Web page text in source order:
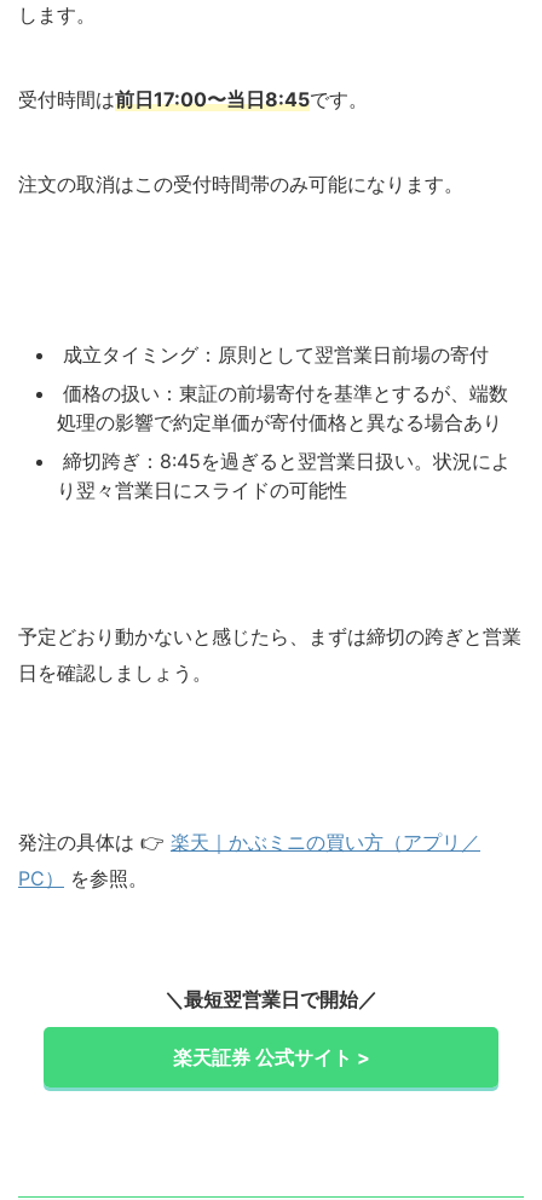
します。
受付時間は前日17:00〜当日8:45です。
注文の取消はこの受付時間帯のみ可能になります。
成立タイミング：原則として翌営業日前場の寄付
価格の扱い：東証の前場寄付を基準とするが、端数
処理の影響で約定単価が寄付価格と異なる場合あり
締切跨ぎ：8:45を過ぎると翌営業日扱い。状況によ
り翌々営業日にスライドの可能性
予定どおり動かないと感じたら、まずは締切の跨ぎと営業
日を確認しましょう。
発注の具体は 👉 楽天｜かぶミニの買い方（アプリ／
PC）
を参照。
＼最短翌営業日で開始／
楽天証券 公式サイト >